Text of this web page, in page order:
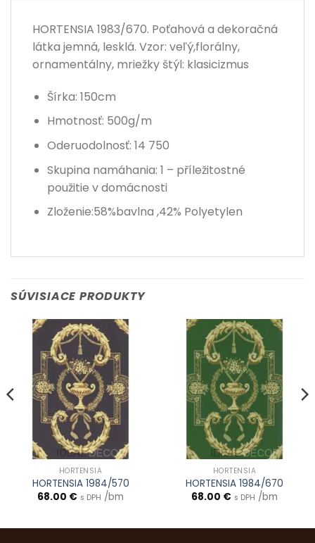
HORTENSIA 1983/670. Poťahová a dekoračná
látka jemná, lesklá. Vzor: veľý,florálny,
ornamentálny, mriežky štýl: klasicizmus
Šírka: 150cm
Hmotnosť: 500g/m
Oderuodolnosť: 14 750
Skupina namáhania: 1 – příležitostné
použitie v domácnosti
Zloženie:58%bavlna ,42% Polyetylen
SÚVISIACE PRODUKTY
HORTENSIA
HORTENSIA 1984/570
68.00 € s DPH /bm
HORTENSIA
HORTENSIA 1984/670
68.00 € s DPH /bm